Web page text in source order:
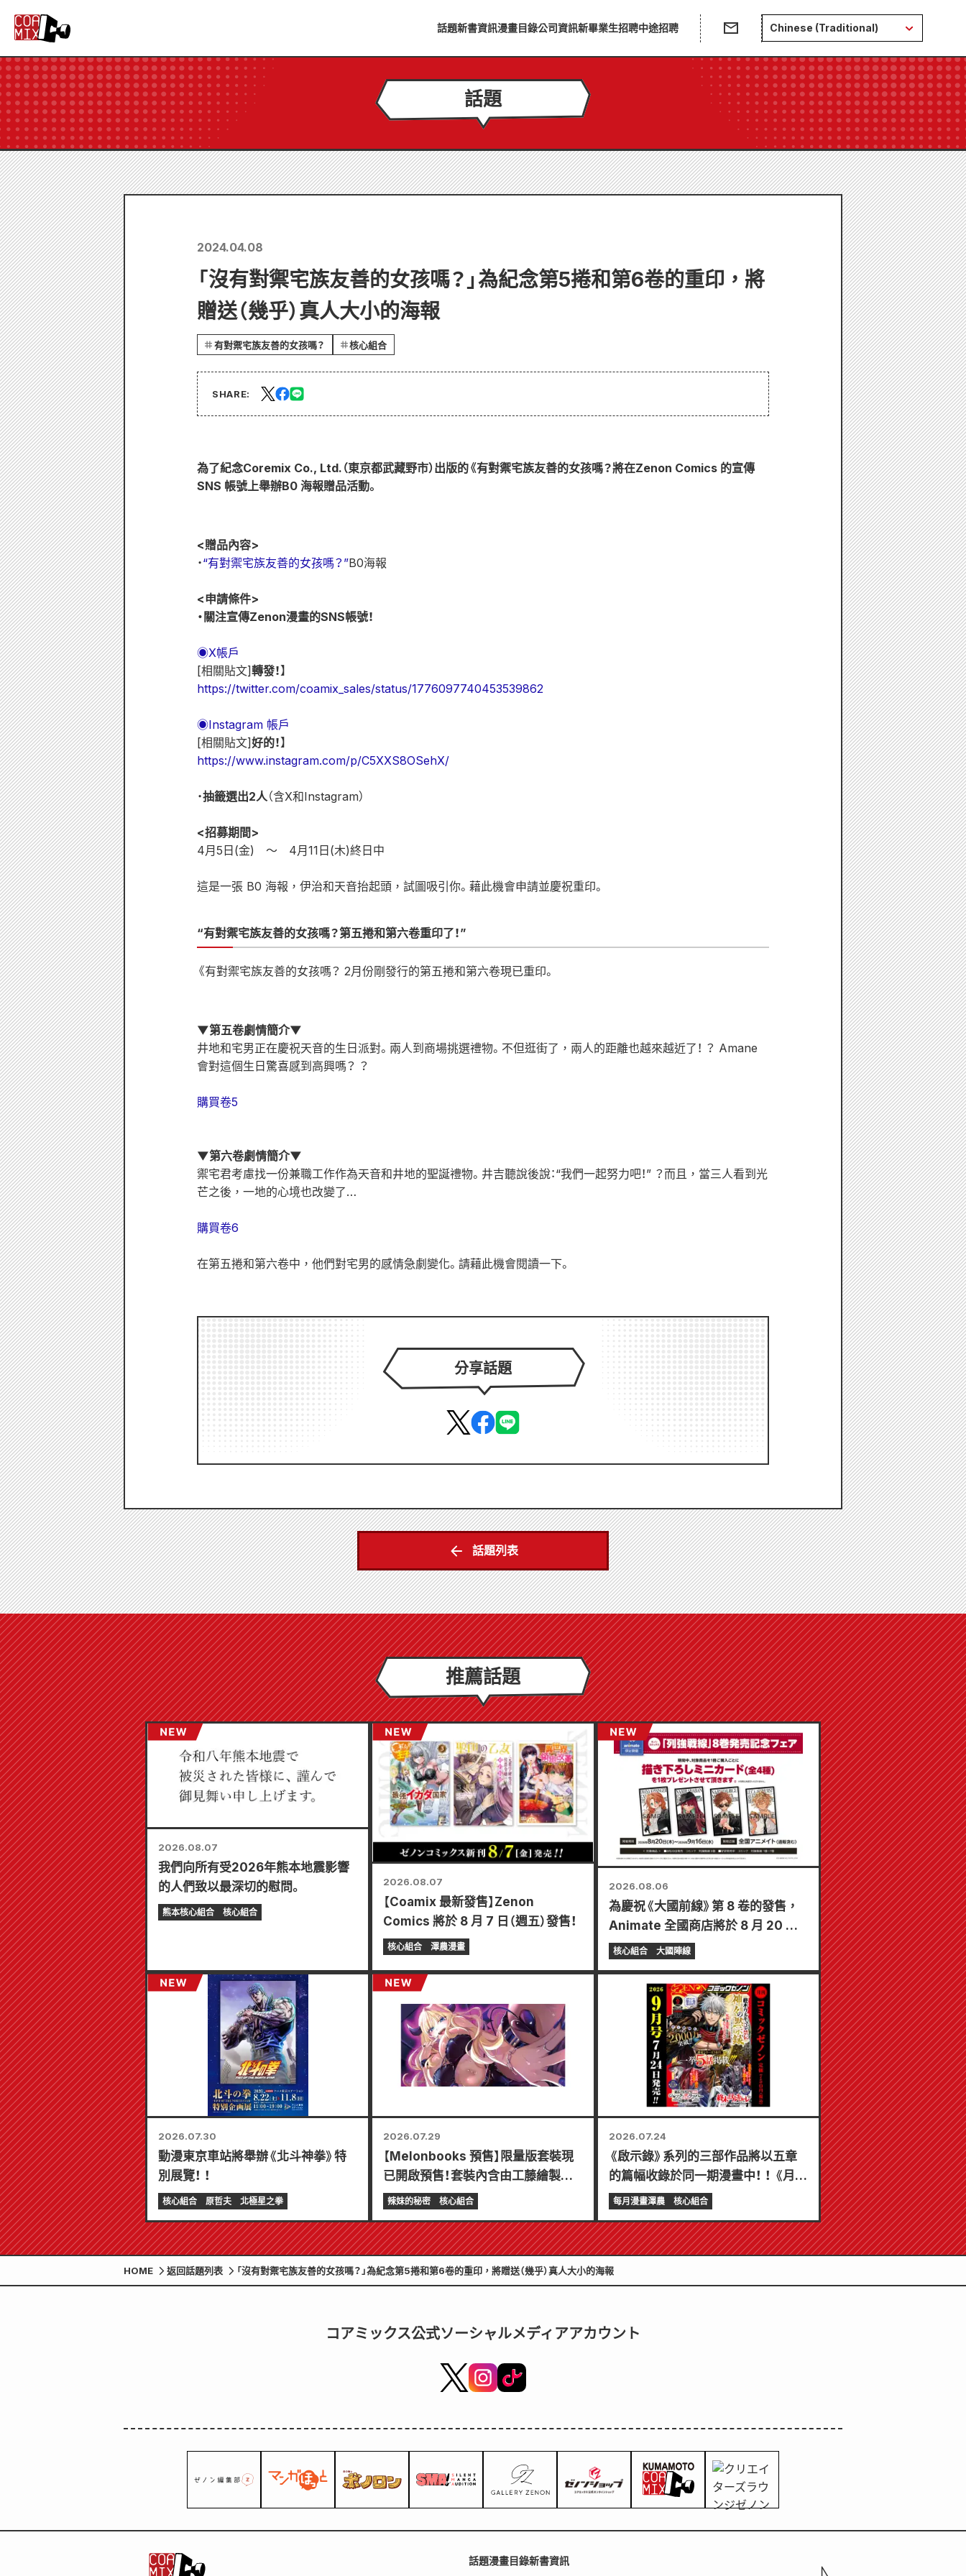
話題新書資訊漫畫目錄公司資訊新畢業生招聘中途招聘 Chinese (Traditional)
話題
2024.04.08
「沒有對禦宅族友善的女孩嗎？」為紀念第5捲和第6卷的重印，將
贈送（幾乎）真人大小的海報
有對禦宅族友善的女孩嗎？ 核心組合
SHARE:
為了紀念Coremix Co., Ltd.（東京都武藏野市）出版的《有對禦宅族友善的女孩嗎？將在Zenon Comics 的宣傳
SNS 帳號上舉辦B0 海報贈品活動。
<贈品內容>
・“有對禦宅族友善的女孩嗎？”B0海報
<申請條件>
・關注宣傳Zenon漫畫的SNS帳號！
◉X帳戶
[相關貼文]轉發！】
https://twitter.com/coamix_sales/status/1776097740453539862
◉Instagram 帳戶
[相關貼文]好的！】
https://www.instagram.com/p/C5XXS8OSehX/
・抽籤選出2人（含X和Instagram）
<招募期間>
4月5日(金) 〜 4月11日(木)終日中
這是一張 B0 海報，伊治和天音抬起頭，試圖吸引你。藉此機會申請並慶祝重印。
“有對禦宅族友善的女孩嗎？第五捲和第六卷重印了！”
《有對禦宅族友善的女孩嗎？ 2月份剛發行的第五捲和第六卷現已重印。
▼第五卷劇情簡介▼
井地和宅男正在慶祝天音的生日派對。兩人到商場挑選禮物。不但逛街了，兩人的距離也越來越近了！ ？ Amane
會對這個生日驚喜感到高興嗎？ ？
購買卷5
▼第六卷劇情簡介▼
禦宅君考慮找一份兼職工作作為天音和井地的聖誕禮物。井吉聽說後說：“我們一起努力吧！” ？而且，當三人看到光
芒之後，一地的心境也改變了…
購買卷6
在第五捲和第六卷中，他們對宅男的感情急劇變化。請藉此機會閱讀一下。
分享話題
話題列表
推薦話題
2026.08.07
我們向所有受2026年熊本地震影響
的人們致以最深切的慰問。
熊本核心組合 核心組合
2026.08.07
【Coamix 最新發售】Zenon
Comics 將於 8 月 7 日（週五）發售！
核心組合 澤農漫畫
2026.08.06
為慶祝《大國前線》第 8 卷的發售，
Animate 全國商店將於 8 月 20 日
起舉辦限時展銷會，屆時可獲得特製
迷你卡片（共 4 種）！
核心組合 大國陣線
2026.07.30
動漫東京車站將舉辦《北斗神拳》特
別展覽！ ！
核心組合 原哲夫 北極星之拳
2026.07.29
【Melonbooks 預售】限量版套裝現
已開啟預售！套裝內含由工藤繪製的
東條冬樹精美插畫特別版遊戲墊！
月20日發售！
辣妹的秘密 核心組合
2026.07.24
《啟示錄》系列的三部作品將以五章
的篇幅收錄於同一期漫畫中！ ！ 《月刊
Comic Zenon》2026年9月刊將於
每月漫畫澤農 核心組合
HOME 返回話題列表 「沒有對禦宅族友善的女孩嗎？」為紀念第5捲和第6卷的重印，將贈送（幾乎）真人大小的海報
コアミックス公式ソーシャルメディアアカウント
話題漫畫目錄新書資訊